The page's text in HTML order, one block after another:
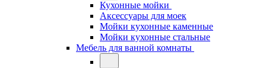
Кухонные мойки
Аксессуары для моек
Мойки кухонные каменные
Мойки кухонные стальные
Мебель для ванной комнаты